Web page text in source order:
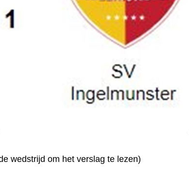
wedstrijd om het verslag te lezen)